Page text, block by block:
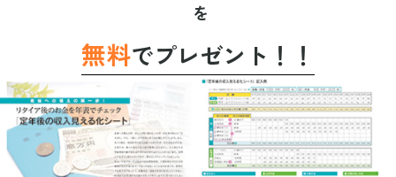
を
無料でプレゼント！！